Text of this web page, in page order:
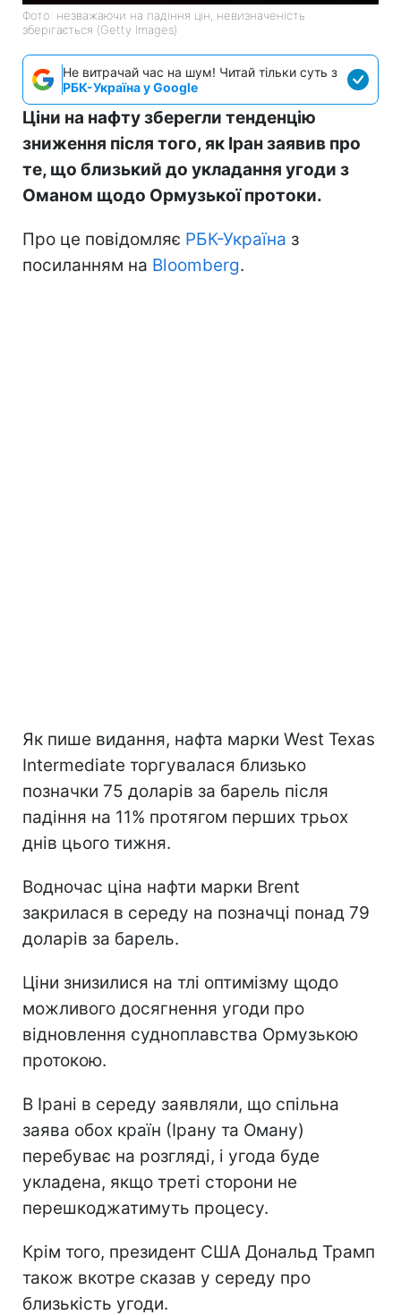
Фото: незважаючи на падіння цін, невизначеність
зберігається (Getty Images)
Не витрачай час на шум! Читай тільки суть з
РБК-Україна у Google
Ціни на нафту зберегли тенденцію
зниження після того, як Іран заявив про
те, що близький до укладання угоди з
Оманом щодо Ормузької протоки.
Про це повідомляє РБК-Україна з
посиланням на Bloomberg.
Як пише видання, нафта марки West Texas
Intermediate торгувалася близько
позначки 75 доларів за барель після
падіння на 11% протягом перших трьох
днів цього тижня.
Водночас ціна нафти марки Brent
закрилася в середу на позначці понад 79
доларів за барель.
Ціни знизилися на тлі оптимізму щодо
можливого досягнення угоди про
відновлення судноплавства Ормузькою
протокою.
В Ірані в середу заявляли, що спільна
заява обох країн (Ірану та Оману)
перебуває на розгляді, і угода буде
укладена, якщо треті сторони не
перешкоджатимуть процесу.
Крім того, президент США Дональд Трамп
також вкотре сказав у середу про
близькість угоди.